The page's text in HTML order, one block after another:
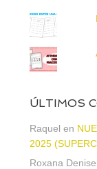
ÚLTIMOS
Raquel en
2025
Roxana Denise